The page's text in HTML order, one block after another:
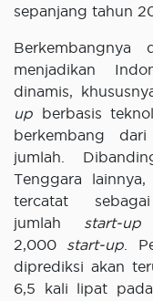
sepanjang tahun
Berkembangnya
menjadikan
dinamis,
up berbasis
berkembang
jumlah.
Tenggara
tercatat
jumlah start-up
2,000 start-up .
diprediksi akan
6,5 kali lipat